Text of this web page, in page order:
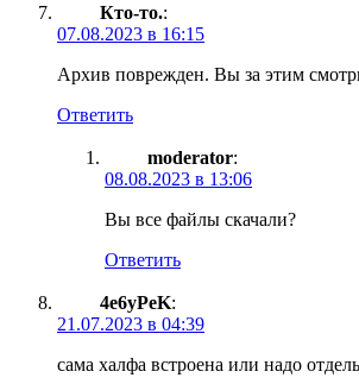
Кто-то.:
07.08.2023 в 16:15
Архив поврежден. Вы за этим
Ответить
moderator:
08.08.2023 в 13:06
Вы все файлы скачали?
Ответить
4e6yPeK:
21.07.2023 в 04:39
сама халфа встроена или надо